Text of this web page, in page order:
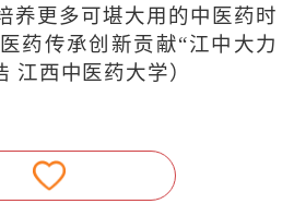
养更多可堪大用的中医药时
药传承创新贡献“江中大力
江西中医药大学）